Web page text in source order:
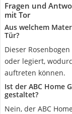
Fragen und
mit Tor
Aus welchem
Tür?
Dieser
oder legiert,
auftreten können.
Ist der ABC Home
gestaltet?
Nein, der ABC